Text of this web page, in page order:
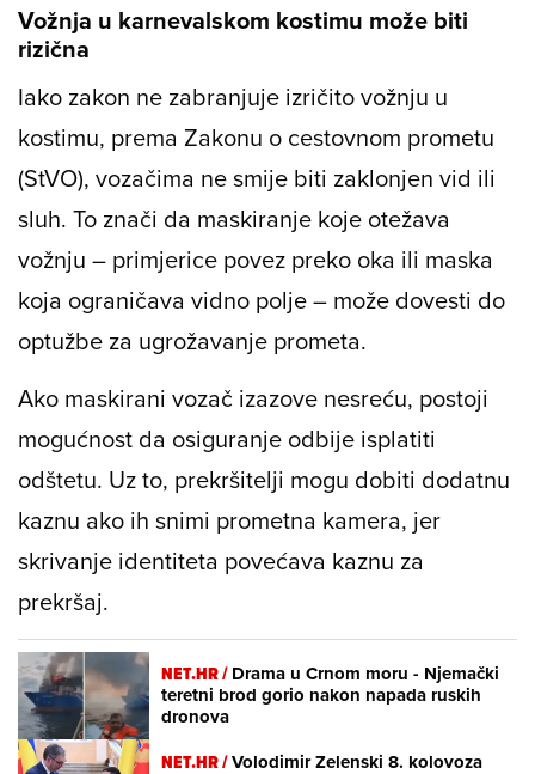
Vožnja u karnevalskom kostimu može biti
rizična
Iako zakon ne zabranjuje izričito vožnju u
kostimu, prema Zakonu o cestovnom prometu
(StVO), vozačima ne smije biti zaklonjen vid ili
sluh. To znači da maskiranje koje otežava
vožnju – primjerice povez preko oka ili maska
koja ograničava vidno polje – može dovesti do
optužbe za ugrožavanje prometa.
Ako maskirani vozač izazove nesreću, postoji
mogućnost da osiguranje odbije isplatiti
odštetu. Uz to, prekršitelji mogu dobiti dodatnu
kaznu ako ih snimi prometna kamera, jer
skrivanje identiteta povećava kaznu za
prekršaj.
NET.HR /Drama u Crnom moru - Njemački
teretni brod gorio nakon napada ruskih
dronova
NET.HR /Volodimir Zelenski 8. kolovoza